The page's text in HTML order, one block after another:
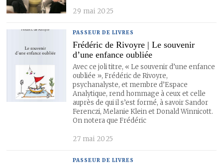
29 mai 2025
PASSEUR DE LIVRES
Frédéric de Rivoyre | Le souvenir
d’une enfance oubliée
Avec ce joli titre, « Le souvenir d’une enfance
oubliée », Frédéric de Rivoyre,
psychanalyste, et membre d’Espace
Analytique, rend hommage à ceux et celle
auprès de qui il s’est formé, à savoir Sandor
Ferenczi, Melanie Klein et Donald Winnicott.
On notera que Frédéric
27 mai 2025
PASSEUR DE LIVRES